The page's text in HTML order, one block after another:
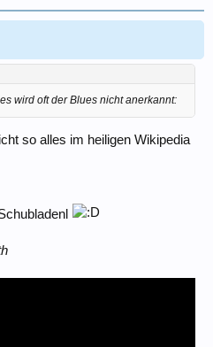
wird oft der Blues nicht anerkannt:
so alles im heiligen Wikipedia